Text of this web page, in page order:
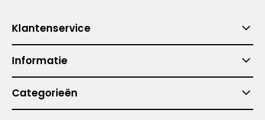
Klantenservice
Informatie
Categorieën